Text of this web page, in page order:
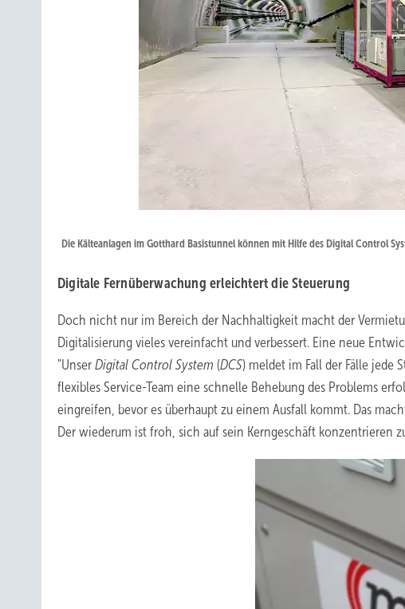
Die Kälteanlagen im Gotthard Basistunnel können mit Hilfe des Digital Control
Digitale Fernüberwachung erleichtert die Steuerung
Doch nicht nur im Bereich der Nachhaltigkeit macht der
Digitalisierung vieles vereinfacht und verbessert. Eine neue
"Unser Digital Control System (DCS) meldet im Fall der Fälle jede
flexibles Service-Team eine schnelle Behebung des Problems
eingreifen, bevor es überhaupt zu einem Ausfall kommt. Das
Der wiederum ist froh, sich auf sein Kerngeschäft konzentrieren